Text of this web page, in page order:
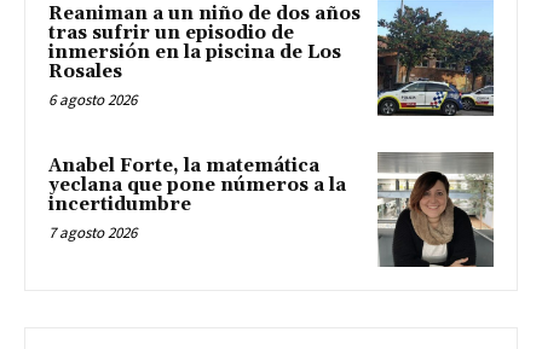
Reaniman a un niño de dos años
tras sufrir un episodio de
inmersión en la piscina de Los
Rosales
6 agosto 2026
Anabel Forte, la matemática
yeclana que pone números a la
incertidumbre
7 agosto 2026